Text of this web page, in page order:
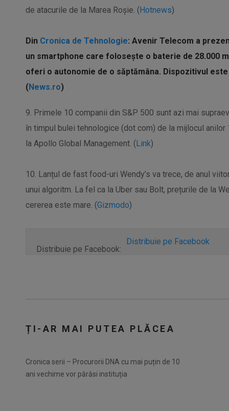
de atacurile de la Marea Roşie. (Hotnews)
Din Cronica de Tehnologie: Avenir Telecom a
un smartphone care folosește o baterie de 28.000
oferi o autonomie de o săptămâna. Dispozitivul
(News.ro)
9. Primele 10 companii din S&P 500 sunt azi mai
în timpul bulei tehnologice (dot com) de la mijlocul
la Apollo Global Management. (Link)
10. Lanțul de fast food-uri Wendy’s va trece, de anul
unui algoritm. La fel ca la Uber sau Bolt, prețurile de la
cererea este mare. (Gizmodo)
Distribuie pe Facebook:
Distribuie pe Facebook
ȚI-AR MAI PUTEA PLĂCEA
Cronica serii – Procurorii DNA cu mai puțin de 10
ani vechime vor părăsi instituția